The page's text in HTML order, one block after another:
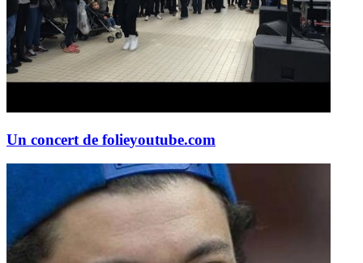
Un concert de folieyoutube.com